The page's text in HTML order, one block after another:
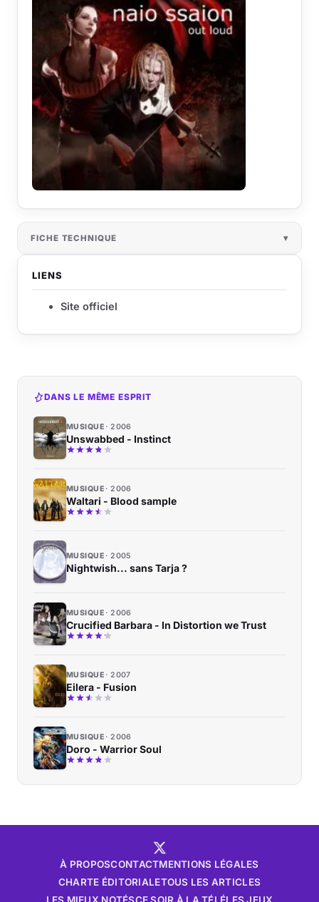
FICHE TECHNIQUE
LIENS
Site officiel
DANS LE MÊME ESPRIT
MUSIQUE 2006
Unswabbed - Instinct
MUSIQUE 2006
Waltari - Blood sample
MUSIQUE 2005
Nightwish... sans Tarja ?
MUSIQUE 2006
Crucified Barbara - In Distortion we Trust
MUSIQUE 2007
Eilera - Fusion
MUSIQUE 2006
Doro - Warrior Soul
À PROPOSCONTACTMENTIONS LÉGALES
CHARTE ÉDITORIALETOUS LES ARTICLES